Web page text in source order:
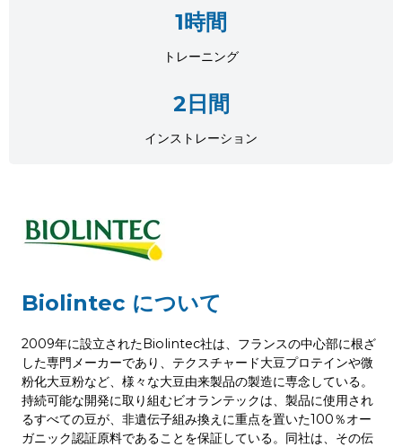
1時間
トレーニング
2日間
インストレーション
Biolintec について
2009年に設立されたBiolintec社は、フランスの中心部に根ざ
した専門メーカーであり、テクスチャード大豆プロテインや微
粉化大豆粉など、様々な大豆由来製品の製造に専念している。
持続可能な開発に取り組むビオランテックは、製品に使用され
るすべての豆が、非遺伝子組み換えに重点を置いた100％オー
ガニック認証原料であることを保証している。同社は、その伝